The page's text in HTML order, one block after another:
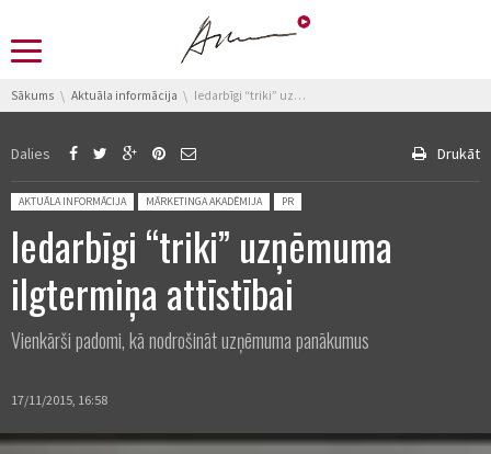
You are here:
Sākums Aktuāla informācija Iedarbīgi “triki” uzņēmuma ilgtermiņa attīstībai
Dalies Drukāt
Posted in:
AKTUĀLA INFORMĀCIJA MĀRKETINGA AKADĒMIJA PR
Iedarbīgi “triki” uzņēmuma
ilgtermiņa attīstībai
Vienkārši padomi, kā nodrošināt uzņēmuma panākumus
17/11/2015, 16:58